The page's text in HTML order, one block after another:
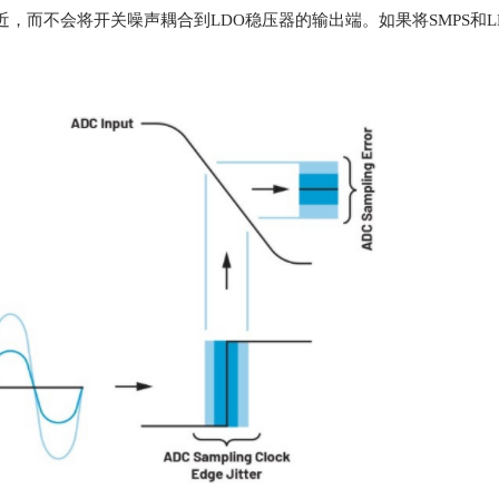
而不会将开关噪声耦合到LDO稳压器的输出端。如果将SMPS和